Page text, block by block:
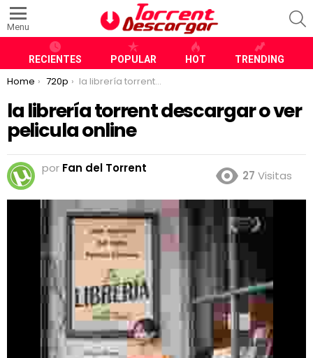
Menu
RECIENTES POPULAR HOT TRENDING
You are here:
Home 720p la librería torrent descargar o ver pelicula online
la librería torrent descargar o ver
pelicula online
por Fan del Torrent
27 Visitas